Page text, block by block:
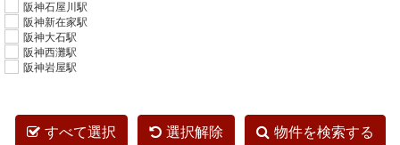
阪神石屋川駅
阪神新在家駅
阪神大石駅
阪神西灘駅
阪神岩屋駅
すべて選択 選択解除 物件を検索する